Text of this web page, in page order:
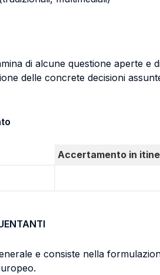
di alcune questione aperte
delle concrete decisioni
Accertamento in
e consiste nella